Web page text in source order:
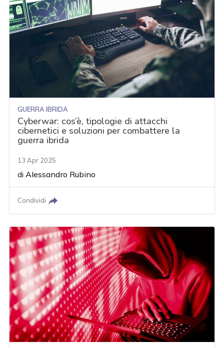
GUERRA IBRIDA
Cyberwar: cos’è, tipologie di attacchi
cibernetici e soluzioni per combattere la
guerra ibrida
13 Apr 2025
diAlessandro Rubino
Condividi